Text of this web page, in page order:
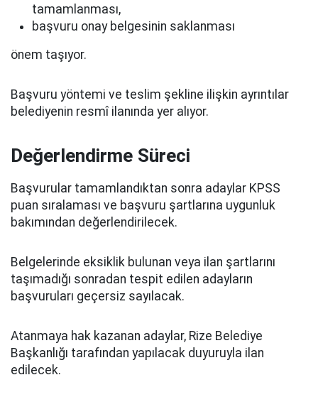
tamamlanması,
başvuru onay belgesinin saklanması
önem taşıyor.
Başvuru yöntemi ve teslim şekline ilişkin ayrıntılar
belediyenin resmî ilanında yer alıyor.
Değerlendirme Süreci
Başvurular tamamlandıktan sonra adaylar KPSS
puan sıralaması ve başvuru şartlarına uygunluk
bakımından değerlendirilecek.
Belgelerinde eksiklik bulunan veya ilan şartlarını
taşımadığı sonradan tespit edilen adayların
başvuruları geçersiz sayılacak.
Atanmaya hak kazanan adaylar, Rize Belediye
Başkanlığı tarafından yapılacak duyuruyla ilan
edilecek.